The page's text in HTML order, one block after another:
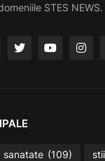
STES NEWS.
sanatate (109)